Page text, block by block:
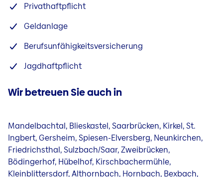
Privathaftpflicht
Geldanlage
Berufsunfähigkeitsversicherung
Jagdhaftpflicht
Wir betreuen Sie auch in
Mandelbachtal, Blieskastel, Saarbrücken, Kirkel, St.
Ingbert, Gersheim, Spiesen-Elversberg, Neunkirchen,
Friedrichsthal, Sulzbach/Saar, Zweibrücken,
Bödingerhof, Hübelhof, Kirschbachermühle,
Kleinblittersdorf, Althornbach, Hornbach, Bexbach,